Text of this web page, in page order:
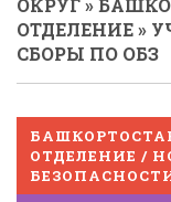
ОКРУГ»
ОТДЕЛЕНИЕ»
СБОРЫ ПО ОБЗ
ОТДЕЛЕНИЕ /